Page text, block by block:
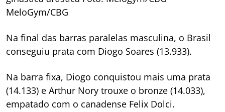
MeloGym/CBG
Na final das barras paralelas masculina, o Brasil
conseguiu prata com Diogo Soares (13.933).
Na barra fixa, Diogo conquistou mais uma prata
(14.133) e Arthur Nory trouxe o bronze (14.033),
empatado com o canadense Felix Dolci.